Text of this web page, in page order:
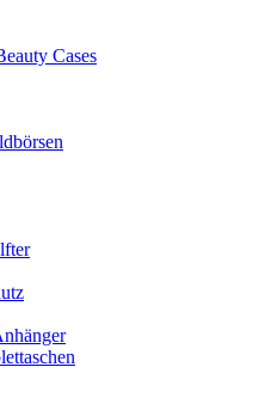
Cases